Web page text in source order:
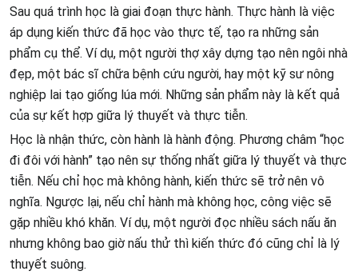
Sau quá trình học là giai đoạn thực hành. Thực hành là việc
áp dụng kiến thức đã học vào thực tế, tạo ra những sản
phẩm cụ thể. Ví dụ, một người thợ xây dựng tạo nên ngôi nhà
đẹp, một bác sĩ chữa bệnh cứu người, hay một kỹ sư nông
nghiệp lai tạo giống lúa mới. Những sản phẩm này là kết quả
của sự kết hợp giữa lý thuyết và thực tiễn.
Học là nhận thức, còn hành là hành động. Phương châm “học
đi đôi với hành” tạo nên sự thống nhất giữa lý thuyết và thực
tiễn. Nếu chỉ học mà không hành, kiến thức sẽ trở nên vô
nghĩa. Ngược lại, nếu chỉ hành mà không học, công việc sẽ
gặp nhiều khó khăn. Ví dụ, một người đọc nhiều sách nấu ăn
nhưng không bao giờ nấu thử thì kiến thức đó cũng chỉ là lý
thuyết suông.